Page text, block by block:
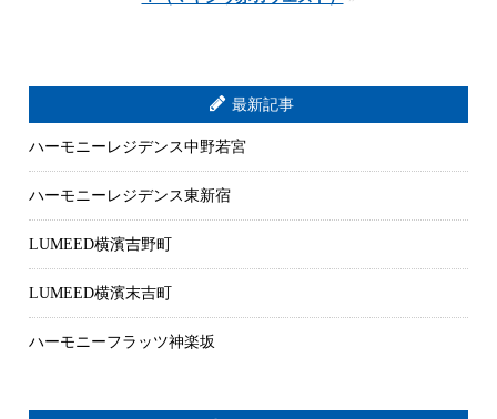
最新記事
ハーモニーレジデンス中野若宮
ハーモニーレジデンス東新宿
LUMEED横濱吉野町
LUMEED横濱末吉町
ハーモニーフラッツ神楽坂